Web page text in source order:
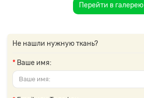
Перейти в галерею
Не нашли нужную ткань?
Ваше имя: